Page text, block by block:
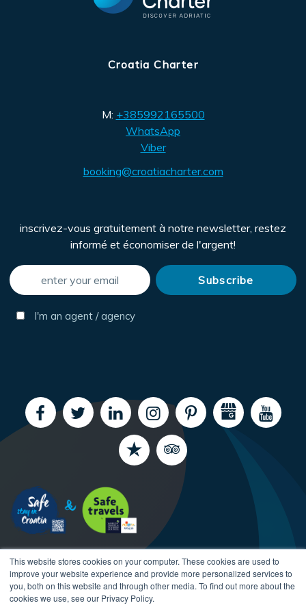
This website stores cookies on your computer. These cookies are used to
improve your website experience and provide more personalized services to
you, both on this website and through other media. To find out more about the
cookies we use, see our Privacy Policy.
Croatia Charter
M: +385992165500
WhatsApp
Viber
booking@croatiacharter.com
inscrivez-vous gratuitement à notre newsletter, restez
informé et économiser de l'argent!
I'm an agent / agency